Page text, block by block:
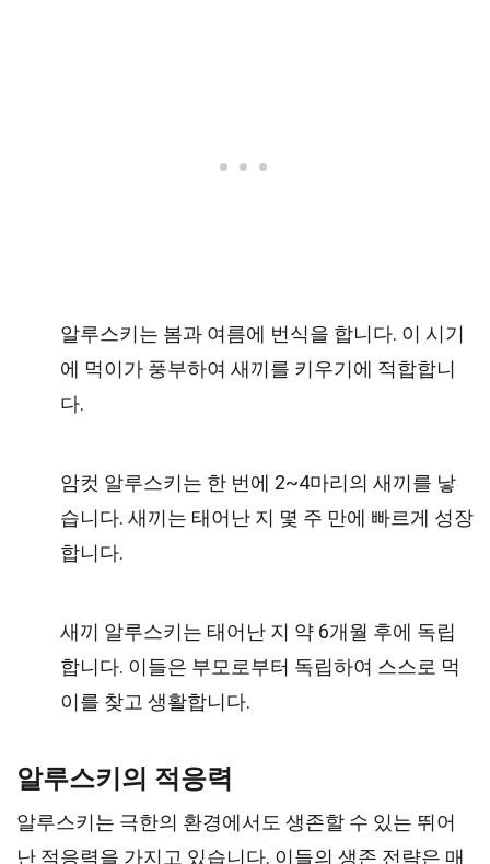
알루스키는 봄과 여름에 번식을 합니다. 이 시기
에 먹이가 풍부하여 새끼를 키우기에 적합합니
다.
암컷 알루스키는 한 번에 2~4마리의 새끼를 낳
습니다. 새끼는 태어난 지 몇 주 만에 빠르게 성장
합니다.
새끼 알루스키는 태어난 지 약 6개월 후에 독립
합니다. 이들은 부모로부터 독립하여 스스로 먹
이를 찾고 생활합니다.
알루스키의 적응력
알루스키는 극한의 환경에서도 생존할 수 있는 뛰어
난 적응력을 가지고 있습니다. 이들의 생존 전략은 매